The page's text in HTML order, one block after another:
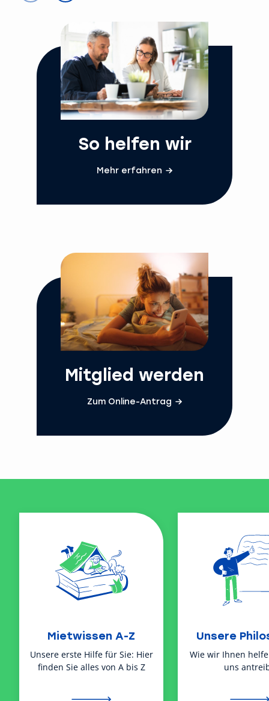
So helfen wir
Mehr erfahren
Mitglied werden
Zum Online-Antrag
Mietwissen A-Z
Unsere erste Hilfe für Sie: Hier
finden Sie alles von A bis Z
Unsere
Wie wir Ihnen
uns